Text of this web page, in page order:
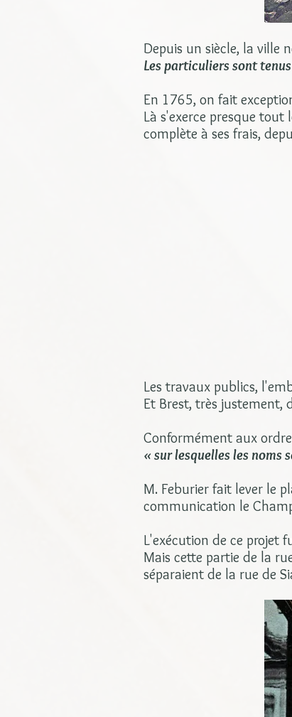
Depuis un siècle, la ville
Les particuliers sont
En 1765, on fait
Là s'exerce presque
complète à ses frais,
Les travaux publics,
Et Brest, très justement,
Conformément aux
« sur lesquelles les noms
M. Feburier fait lever le
communication le
L'exécution de ce projet
Mais cette partie de la
séparaient de la rue de